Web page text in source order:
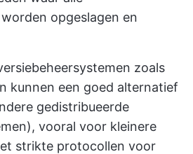
opgeslagen en
zoals
kunnen een goed alternatief
gedistribueerde
vooral voor kleinere
strikte protocollen voor